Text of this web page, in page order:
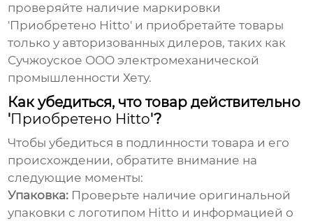
проверяйте наличие маркировки
'Приобретено Hitto' и приобретайте товары
только у авторизованных дилеров, таких как
Сучжоуское ООО электромеханической
промышленности Хету.
Как убедиться, что товар действительно
'Приобретено Hitto'?
Чтобы убедиться в подлинности товара и его
происхождении, обратите внимание на
следующие моменты:
Упаковка: Проверьте наличие оригинальной
упаковки с логотипом Hitto и информацией о